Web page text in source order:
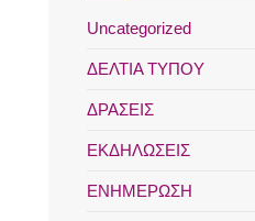
Uncategorized
ΔΕΛΤΙΑ ΤΥΠΟΥ
ΔΡΑΣΕΙΣ
ΕΚΔΗΛΩΣΕΙΣ
ΕΝΗΜΕΡΩΣΗ